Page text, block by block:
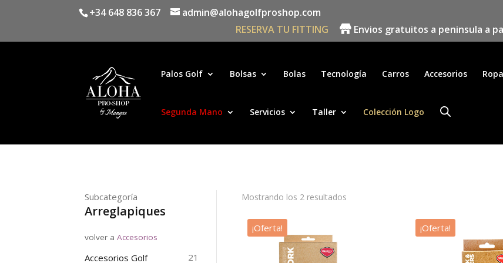
+34 648 836 367
admin@alohagolfproshop.com
RESERVA TU FITTING
Envios gratuitos a peninsula a
Palos Golf Bolsas Bolas Tecnología Carros Accesorios Ropa
Segunda Mano Servicios Taller Colección Logo
Subcategoría
Arreglapiques
volver a Accesorios
Accesorios Golf
21
Mostrando los 2 resultados
¡Oferta! ¡Oferta!